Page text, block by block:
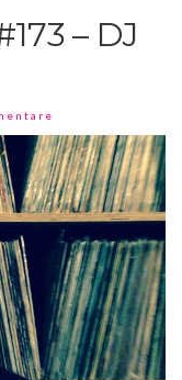
– DJ